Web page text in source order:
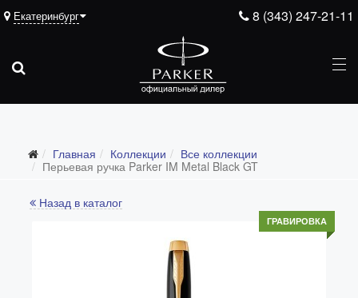
8 (343) 247-21-11
Екатеринбург
Главная Коллекции
Все коллекции
Перьевая ручка Parker IM Metal Black GT
Назад в каталог
ГРАВИРОВКА
Все коллекции
Sonnet (от 13'000 р.)
Parker 51 (от 14'600 р.)